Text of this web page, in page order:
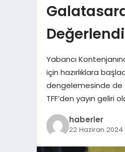
Yabancı
için hazırlıklara
dengelemesinde de
TFF’den yayın geliri
haberler
22 Haziran 2024